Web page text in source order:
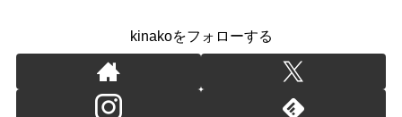
kinakoをフォローする